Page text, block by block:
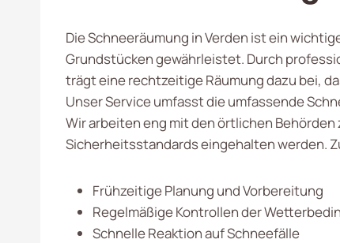
Die Schneeräumung in Verden ist ein
Grundstücken gewährleistet. Durch
trägt eine rechtzeitige Räumung dazu bei,
Unser Service umfasst die umfassende
Wir arbeiten eng mit den örtlichen
Sicherheitsstandards eingehalten werden.
Frühzeitige Planung und Vorbereitung
Regelmäßige Kontrollen der
Schnelle Reaktion auf Schneefälle